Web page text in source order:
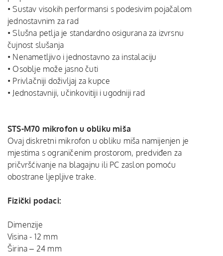
• Sustav visokih performansi s podesivim pojačalom
jednostavnim za rad
• Slušna petlja je standardno osigurana za izvrsnu
čujnost slušanja
• Nenametljivo i jednostavno za instalaciju
• Osoblje može jasno čuti
• Privlačniji doživljaj za kupce
• Jednostavniji, učinkovitiji i ugodniji rad
STS-M70 mikrofon u obliku miša
Ovaj diskretni mikrofon u obliku miša namijenjen je
mjestima s ograničenim prostorom, predviđen za
pričvršćivanje na blagajnu ili PC zaslon pomoću
obostrane ljepljive trake.
Fizički podaci:
Dimenzije
Visina - 12 mm
Širina – 24 mm